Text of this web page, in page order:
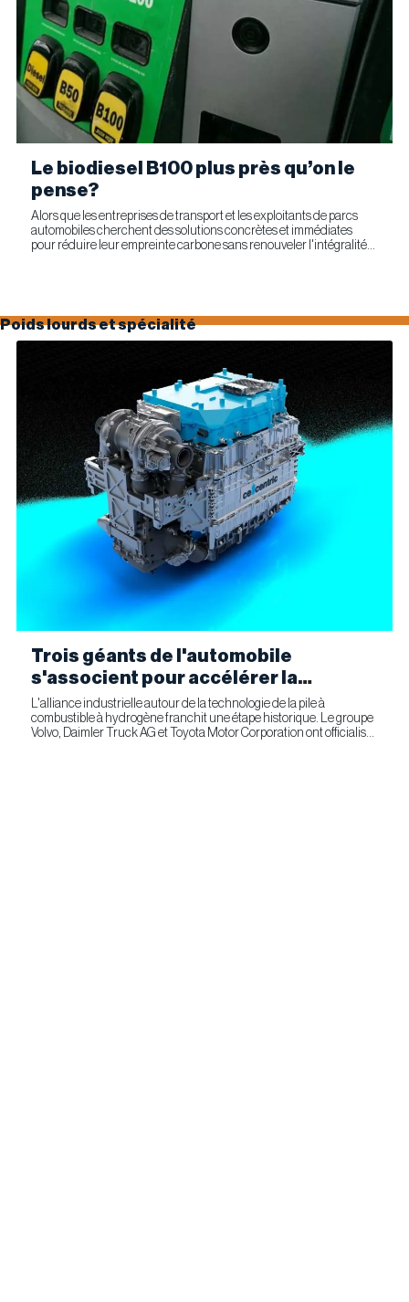
Le biodiesel B100 plus près qu’on le
pense?
Alors que les entreprises de transport et les exploitants de parcs
automobiles cherchent des solutions concrètes et immédiates
pour réduire leur empreinte carbone sans renouveler l'intégralité
Poids lourds et spécialité
Trois géants de l'automobile
s'associent pour accélérer la
fabrication industrielle de piles à
combustible pour le transport
commercial
L'alliance industrielle autour de la technologie de la pile à
combustible à hydrogène franchit une étape historique. Le groupe
Volvo, Daimler Truck AG et Toyota Motor Corporation ont officialisé